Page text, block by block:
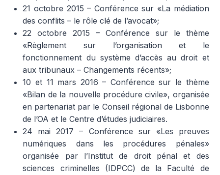
21 octobre 2015 – Conférence sur «La médiation
des conflits – le rôle clé de l’avocat»;
22 octobre 2015 – Conférence sur le thème
«Règlement sur l’organisation et le
fonctionnement du système d’accès au droit et
aux tribunaux – Changements récents»;
10 et 11 mars 2016 – Conférence sur le thème
«Bilan de la nouvelle procédure civile», organisée
en partenariat par le Conseil régional de Lisbonne
de l’OA et le Centre d’études judiciaires.
24 mai 2017 – Conférence sur «Les preuves
numériques dans les procédures pénales»
organisée par l’Institut de droit pénal et des
sciences criminelles (IDPCC) de la Faculté de